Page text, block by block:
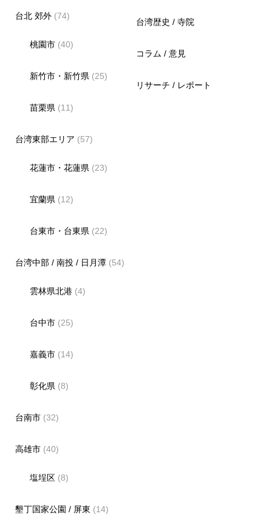
台北 郊外(74)
桃園市 (40)
新竹市・新竹県 (25)
苗栗県 (11)
台湾東部エリア (57)
花蓮市・花蓮県 (23)
宜蘭県 (12)
台東市・台東県 (22)
台湾中部 / 南投 / 日月潭(54)
雲林県北港 (4)
台中市 (25)
嘉義市 (14)
彰化県 (8)
台南市(32)
高雄市(40)
塩埕区 (8)
墾丁国家公園 / 屏東 (14)
台湾歴史 / 寺院
コラム / 意見
リサーチ / レポート